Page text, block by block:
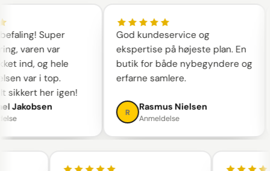
Super
varen var
ind, og hele
var i top.
her igen!
Jakobsen
God kundeservice og
ekspertise på højeste plan. En
butik for både nybegyndere og
erfarne samlere.
Rasmus Nielsen
Anmeldelse